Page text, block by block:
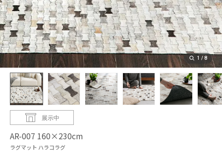
1 /8
展示中
ラグマット ハラコラグ
AR-007 160×230cm